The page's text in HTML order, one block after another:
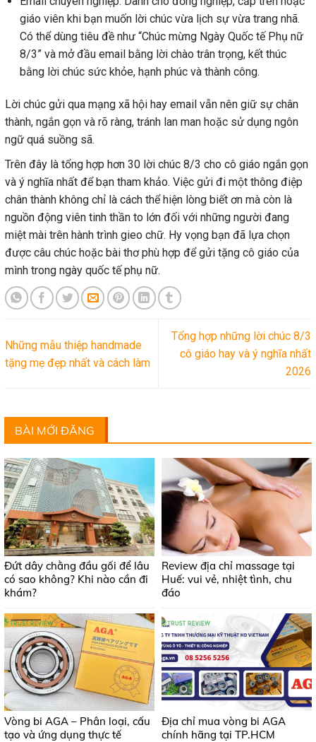
giáo viên khi bạn muốn lời chúc vừa lịch sự vừa trang nhã.
Có thể dùng tiêu đề như “Chúc mừng Ngày Quốc tế Phụ nữ
8/3” và mở đầu email bằng lời chào trân trọng, kết thúc
bằng lời chúc sức khỏe, hạnh phúc và thành công.
Lời chúc gửi qua mạng xã hội hay email vẫn nên giữ sự chân
thành, ngắn gọn và rõ ràng, tránh lan man hoặc sử dụng ngôn
ngữ quá suồng sã.
Trên đây là tổng hợp hơn 30 lời chúc 8/3 cho cô giáo ngắn gọn
và ý nghĩa nhất để bạn tham khảo. Việc gửi đi một thông điệp
chân thành không chỉ là cách thể hiện lòng biết ơn mà còn là
nguồn động viên tinh thần to lớn đối với những người đang
miệt mài trên hành trình gieo chữ. Hy vọng bạn đã lựa chọn
được câu chúc hoặc bài thơ phù hợp để gửi tặng cô giáo của
mình trong ngày quốc tế phụ nữ.
Những mẫu thiệp handmade
tặng mẹ đẹp nhất và cách làm
Tổng hợp những lời chúc 8/3
cô giáo hay và ý nghĩa nhất
2026
BÀI MỚI ĐĂNG
Đứt dây chằng đầu gối để lâu
có sao không? Khi nào cần đi
khám?
Review địa chỉ massage tại
Huế: vui vẻ, nhiệt tình, chu
đáo
Vòng bi AGA – Phân loại, cấu
tạo và ứng dụng thực tế
Địa chỉ mua vòng bi AGA
chính hãng tại TP.HCM